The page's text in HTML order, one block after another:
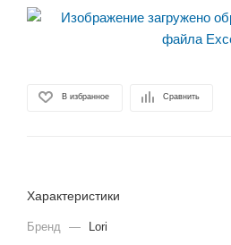
В избранное Сравнить
Характеристики
Бренд — Lori